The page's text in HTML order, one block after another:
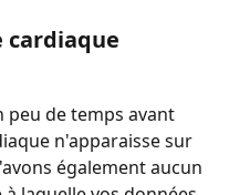
cardiaque
peu de temps avant
n'apparaisse sur
également aucun